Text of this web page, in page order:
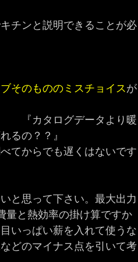
チンと説明できることが必
そのもののミスチョイスが
『カタログデータより暖
るの？？』
てからでも遅くはないです
と思って下さい。最大出力
量と熱効率の掛け算ですか
いっぱい薪を入れて使うな
どのマイナス点を引いて考